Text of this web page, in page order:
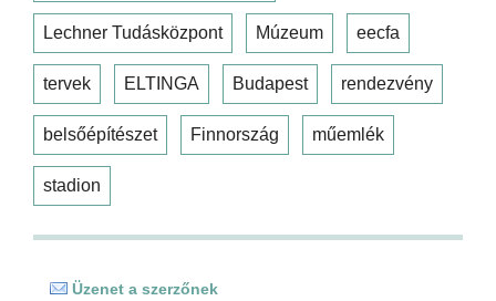
Lechner Tudásközpont Múzeum eecfa
tervek ELTINGA Budapest rendezvény
belsőépítészet Finnország műemlék
stadion
Üzenet a szerzőnek